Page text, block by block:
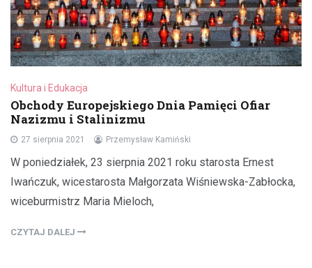
Kultura i Edukacja
Obchody Europejskiego Dnia Pamięci Ofiar
Nazizmu i Stalinizmu
27 sierpnia 2021 Przemysław Kamiński
W poniedziałek, 23 sierpnia 2021 roku starosta Ernest
Iwańczuk, wicestarosta Małgorzata Wiśniewska-Zabłocka,
wiceburmistrz Maria Mieloch,
CZYTAJ DALEJ